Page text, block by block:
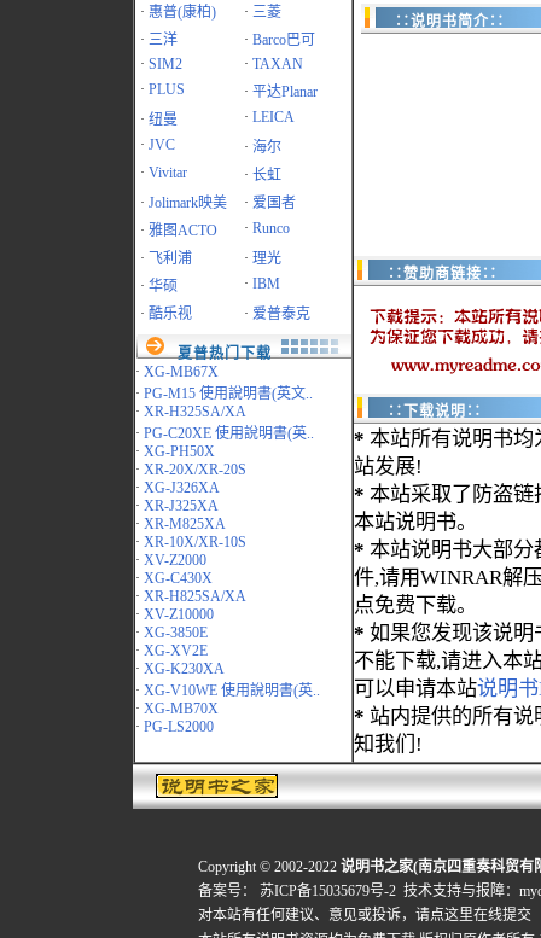
· 惠普(康柏) · 三菱
· 三洋 · Barco巴可
· SIM2 · TAXAN
· PLUS · 平达Planar
· 纽曼 · LEICA
· JVC · 海尔
· Vivitar · 长虹
· Jolimark映美 · 爱国者
· 雅图ACTO · Runco
·
飞利浦 · 理光
· 华硕 · IBM
· 酷乐视 · 爱普泰克
夏普热门下载
· XG-MB67X
· PG-M15 使用說明書(英文..
· XR-H325SA/XA
· PG-C20XE 使用說明書(英..
· XG-PH50X
· XR-20X/XR-20S
· XG-J326XA
· XR-J325XA
· XR-M825XA
· XR-10X/XR-10S
· XV-Z2000
· XG-C430X
· XR-H825SA/XA
· XV-Z10000
· XG-3850E
· XG-XV2E
· XG-K230XA
· XG-V10WE 使用說明書(英..
· XG-MB70X
· PG-LS2000
∷说明书简介∷
∷赞助商链接∷
∷下载说明∷
* 本站所有说明书均
站发展!
* 本站采取了防盗链
本站说明书。
* 本站说明书大部分
件,请用WINRAR解
点免费下载。
* 如果您发现该说明
不能下载,请进入本
可以申请本站说明
* 站内提供的所有
知我们!
Copyright © 2002-2022 说明书之家(南京四重奏科贸有
备案号：
苏ICP备15035679号-2 技术支持与报障：
对本站有任何建议、意见或投诉， 请点这里在线提交